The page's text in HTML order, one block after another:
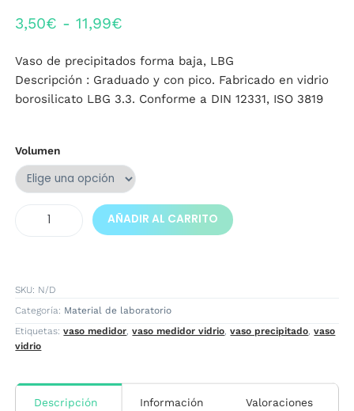
3,50€ - 11,99€
precios:
desde
11,99€
Vaso de precipitados forma baja, LBG
Descripción : Graduado y con pico. Fabricado en vidrio
borosilicato LBG 3.3. Conforme a DIN 12331, ISO 3819
Volumen
Vaso
Precipitado
AÑADIR AL CARRITO
SKU: N/D
Categoría: Material de laboratorio
Etiquetas:vaso medidor ,vaso medidor vidrio ,vaso precipitado ,vaso
vidrio
Descripción
Información
Valoraciones